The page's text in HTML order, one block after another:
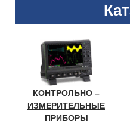
КОНТРОЛЬНО –
ИЗМЕРИТЕЛЬНЫЕ
ПРИБОРЫ